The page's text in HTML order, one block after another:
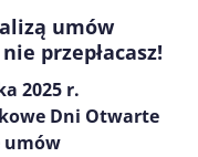
umów
przepłacasz!
2025 r.
Dni Otwarte
umów